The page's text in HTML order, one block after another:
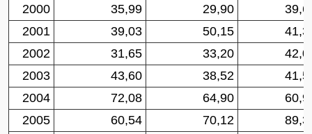
2000
35,99 29,90
2001
39,03 50,15
2002
31,65 33,20
2003
43,60 38,52
2004
72,08 64,90
2005
60,54 70,12